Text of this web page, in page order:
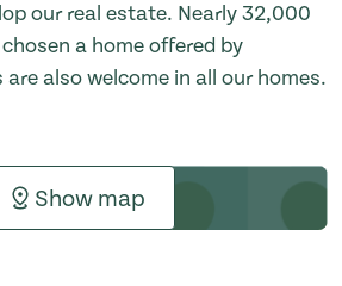
our real estate. Nearly 32,000
a home offered by
also welcome in all our homes.
Show map